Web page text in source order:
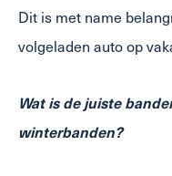
Dit is met name
volgeladen auto op
Wat is de juiste
winterbanden?